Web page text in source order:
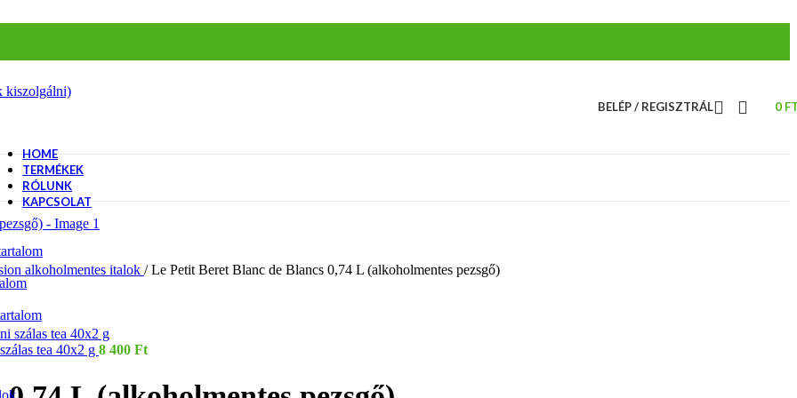
kiszolgálni)
BELÉP / REGISZTRÁL 0
HOME
TERMÉKEK
RÓLUNK
KAPCSOLAT
alkoholmentes italok / Le Petit Beret Blanc de Blancs 0,74 L (alkoholmentes pezsgő)
tea 40x2 g 8 400 Ft